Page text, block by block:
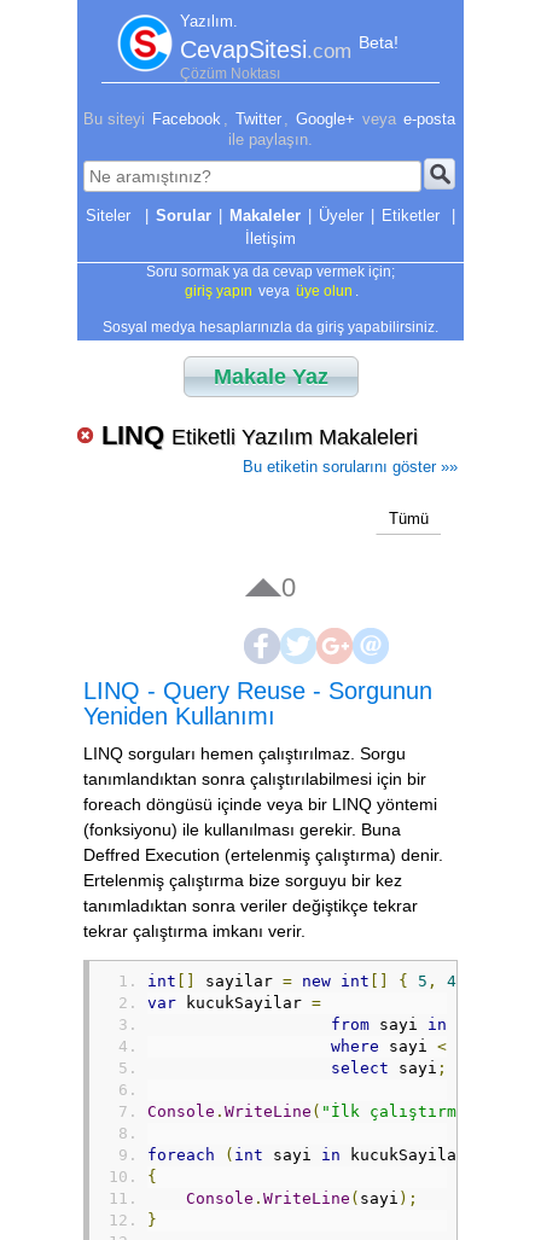
Yazılım.
CevapSitesi.com Beta!
Çözüm Noktası
Bu siteyi Facebook Twitter Google+ veya e-posta
ile paylaşın.
| Sorular | Makaleler | Üyeler | Etiketler
|
İletişim
Soru sormak ya da cevap vermek için;
giriş yapın veya üye olun
Sosyal medya hesaplarınızla da giriş yapabilirsiniz.
Makale Yaz
LINQ Etiketli Yazılım Makaleleri
Bu etiketin sorularını göster »»
Tümü
0
LINQ - Query Reuse - Sorgunun
Yeniden Kullanımı
LINQ sorguları hemen çalıştırılmaz. Sorgu
tanımlandıktan sonra çalıştırılabilmesi için bir
foreach döngüsü içinde veya bir LINQ yöntemi
(fonksiyonu) ile kullanılması gerekir. Buna
Deffred Execution (ertelenmiş çalıştırma) denir.
Ertelenmiş çalıştırma bize sorguyu bir kez
tanımladıktan sonra veriler değiştikçe tekrar
tekrar çalıştırma imkanı verir.
int [] sayilar = new int [] { 5 , 4
var kucukSayilar =
from sayi in
where sayi <
select sayi ;
Console . WriteLine ( "İlk çalıştırma
foreach ( int sayi in kucukSayilar
{
Console . WriteLine ( sayi );
}